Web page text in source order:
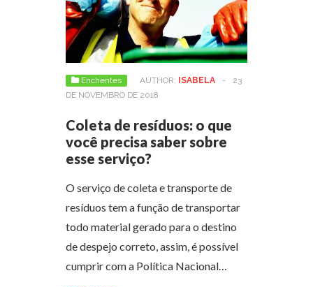
Enchentes AUTHOR: ISABELA -
23
DE NOVEMBRO DE 2018
Coleta de resíduos: o que
você precisa saber sobre
esse serviço?
O serviço de coleta e transporte de
resíduos tem a função de transportar
todo material gerado para o destino
de despejo correto, assim, é possível
cumprir com a Política Nacional…